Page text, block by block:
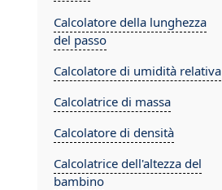
Calcolatore della lunghezza
del passo
Calcolatore di umidità relativa
Calcolatrice di massa
Calcolatore di densità
Calcolatrice dell'altezza del
bambino